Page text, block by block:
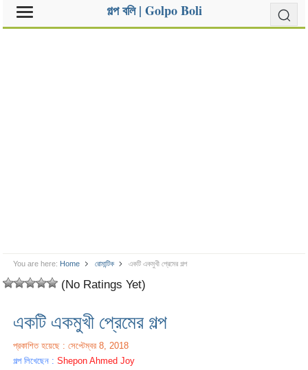
গল্প বলি | Golpo Boli
You are here: Home রোমান্টিক একটি একমুখী প্রেমের গল্প
(No Ratings Yet)
একটি একমুখী প্রেমের গল্প
প্রকাশিত হয়েছে : সেপ্টেম্বর 8, 2018
গল্প লিখেছেন :Shepon Ahmed Joy